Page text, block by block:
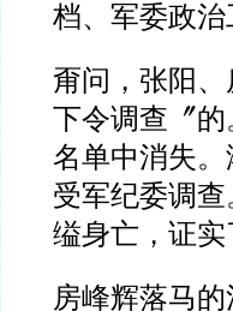
档、军委政
甭问，张阳
下令调查〞
名单中消失
受军纪委调
缢身亡，证实
房峰辉落马